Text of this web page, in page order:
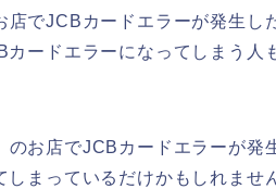
店でJCBカードエラーが発生し
ードエラーになってしまう人
お店でJCBカードエラーが発
まっているだけかもしれませ